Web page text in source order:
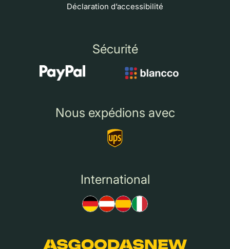
Déclaration d’accessibilité
Sécurité
Nous expédions avec
International